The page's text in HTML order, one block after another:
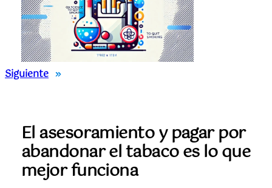
Siguiente »
El asesoramiento y pagar por
abandonar el tabaco es lo que
mejor funciona